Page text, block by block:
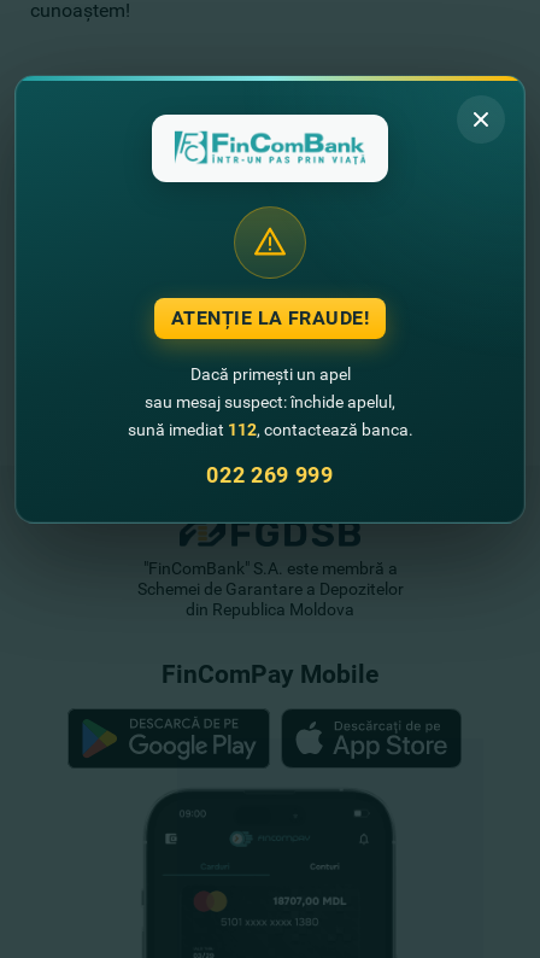
cunoaştem!
Alte noutăţi
"FinComBank" S.A. este membră a
Schemei de Garantare a Depozitelor
din Republica Moldova
FinComPay Mobile
ATENȚIE LA FRAUDE!
Dacă primești un apel
sau mesaj suspect: închide apelul,
sună imediat 112, contactează banca.
022 269 999